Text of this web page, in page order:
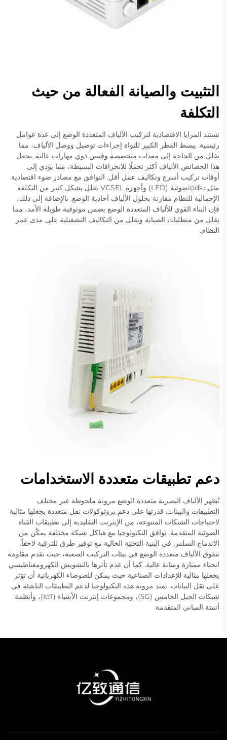
التثبيت والصيانة الفعالة من حيث
التكلفة
تستند المزايا الاقتصادية لتركيب الألياف المتعددة الوضع إلى عدة عوامل
رئيسية. يبسط القطر الكبير للنواة إجراءات توصيل ووصل الألياف، مما
يقلل من الحاجة إلى معدات متخصصة وفنيين ذوي مهارات عالية. يجعل
هذا الخصائص الألياف أكثر تحملًا للانحرافات البسيطة، مما يؤدي إلى
أوقات تركيب أسرع وتكاليف عمل أقل. التوافق مع مصادر ضوء اقتصادية
مثل دiodsضوئية (LED) وأجهزة VCSEL يقلل بشكل كبير من التكلفة
الإجمالية للنظام مقارنة بحلول الألياف أحادية الوضع. بالإضافة إلى ذلك،
فإن البناء القوي للألياف المتعددة الوضع يضمن موثوقية طويلة الأمد، مما
يقلل من متطلبات الصيانة ويقلل من التكاليف التشغيلية على مدى عمر
النظام.
دعم تطبيقات متعددة الاستخدامات
تُظهر الألياف البصرية متعددة الوضع مرونة ملحوظة عبر مختلف
التطبيقات والبيئات. قدرتها على دعم بروتوكولات نقل متعددة يجعلها مثالية
لاحتياجات الشبكات المتنوعة، من الإيثرنت التقليدية إلى تطبيقات القناة
الضوئية المتقدمة. توافق التكنولوجيا مع هياكل شبكة مختلفة يمكّن من
الاندماج السلس في البنية التحتية الحالية مع توفير طرق للترقية لاحقاً.
تتفوق الألياف متعددة الوضع في بيئات التركيب الصعبة، حيث تقدم مقاومة
انحناء ممتازة ومتانة عالية. كما أن عدم تأثرها بالتشويش الكهرومغناطيسي
يجعلها مثالية للإعدادات الصناعية حيث يمكن للضوضاء الكهربائية أن تؤثر
على نقل البيانات. تمتد مرونة هذه التكنولوجيا لدعم التطبيقات الناشئة في
شبكات الجيل الخامس (5G)، ومجموعات إنترنت الأشياء (IoT)، وأنظمة
أتمتة المباني المتقدمة.